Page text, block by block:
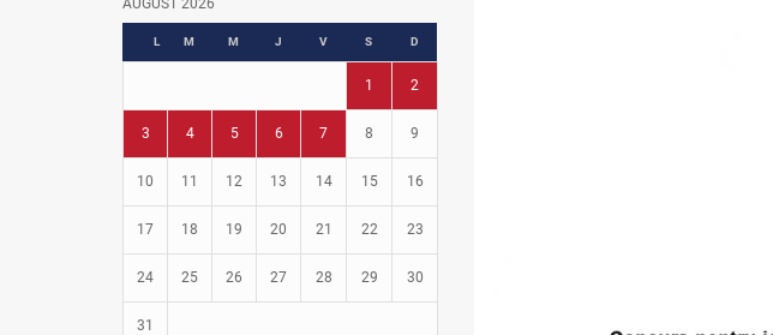
Fotbal în grădinițe
AUGUST 2026
L M M J V S D
1 2
3 4 5 6 7 8 9
10 11 12 13 14 15 16
17 18 19 20 21 22 23
24 25 26 27 28 29 30
31